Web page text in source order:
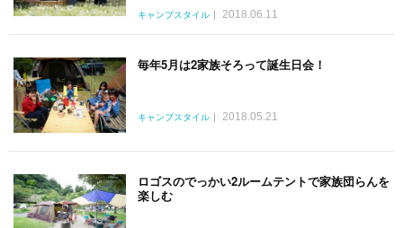
キャンプスタイル 2018.06.11
毎年5月は2家族そろって誕生日会！
キャンプスタイル 2018.05.21
ロゴスのでっかい2ルームテントで家族団らんを
楽しむ